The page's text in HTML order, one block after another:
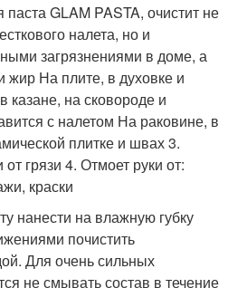
GLAM PASTA, очистит не
налета, но и
загрязнениями в доме, а
жир На плите, в духовке и
казане, на сковороде и
с налетом На раковине, в
плитке и швах 3.
грязи 4. Отмоет руки от:
краски
нанести на влажную губку
почистить
Для очень сильных
не смывать состав в течение